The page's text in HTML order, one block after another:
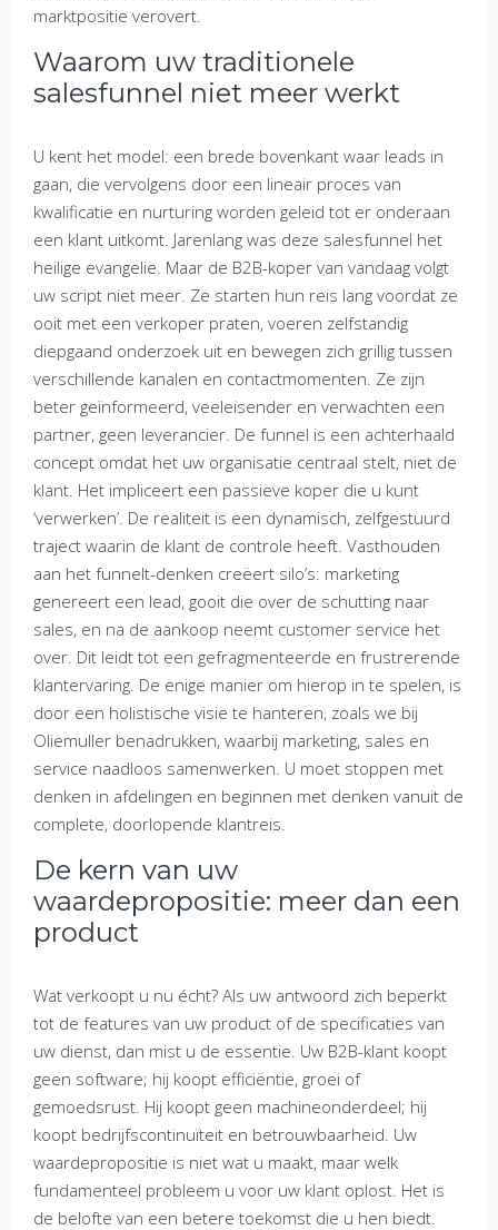
marktpositie verovert.
Waarom uw traditionele
salesfunnel niet meer werkt
U kent het model: een brede bovenkant waar leads in
gaan, die vervolgens door een lineair proces van
kwalificatie en nurturing worden geleid tot er onderaan
een klant uitkomt. Jarenlang was deze salesfunnel het
heilige evangelie. Maar de B2B-koper van vandaag volgt
uw script niet meer. Ze starten hun reis lang voordat ze
ooit met een verkoper praten, voeren zelfstandig
diepgaand onderzoek uit en bewegen zich grillig tussen
verschillende kanalen en contactmomenten. Ze zijn
beter geïnformeerd, veeleisender en verwachten een
partner, geen leverancier. De funnel is een achterhaald
concept omdat het uw organisatie centraal stelt, niet de
klant. Het impliceert een passieve koper die u kunt
‘verwerken’. De realiteit is een dynamisch, zelfgestuurd
traject waarin de klant de controle heeft. Vasthouden
aan het funnelt-denken creëert silo’s: marketing
genereert een lead, gooit die over de schutting naar
sales, en na de aankoop neemt customer service het
over. Dit leidt tot een gefragmenteerde en frustrerende
klantervaring. De enige manier om hierop in te spelen, is
door een holistische visie te hanteren, zoals we bij
Oliemuller benadrukken, waarbij marketing, sales en
service naadloos samenwerken. U moet stoppen met
denken in afdelingen en beginnen met denken vanuit de
complete, doorlopende klantreis.
De kern van uw
waardepropositie: meer dan een
product
Wat verkoopt u nu écht? Als uw antwoord zich beperkt
tot de features van uw product of de specificaties van
uw dienst, dan mist u de essentie. Uw B2B-klant koopt
geen software; hij koopt efficiëntie, groei of
gemoedsrust. Hij koopt geen machineonderdeel; hij
koopt bedrijfscontinuïteit en betrouwbaarheid. Uw
waardepropositie is niet wat u maakt, maar welk
fundamenteel probleem u voor uw klant oplost. Het is
de belofte van een betere toekomst die u hen biedt.